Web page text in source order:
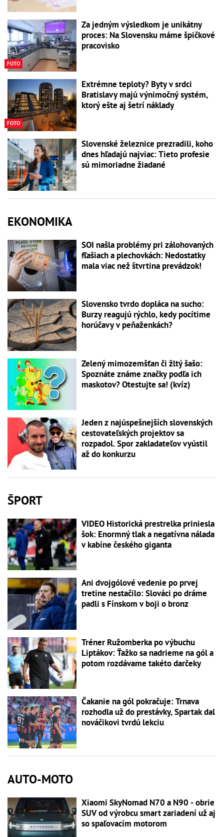
FOTO
Za jedným výsledkom je unikátny
proces: Na Slovensku máme špičkové
pracovisko
FOTO
Extrémne teploty? Byty v srdci
Bratislavy majú výnimočný systém,
ktorý ešte aj šetrí náklady
Slovenské železnice prezradili, koho
dnes hľadajú najviac: Tieto profesie
sú mimoriadne žiadané
EKONOMIKA
SOI našla problémy pri zálohovaných
fľašiach a plechovkách: Nedostatky
mala viac než štvrtina prevádzok!
Slovensko tvrdo dopláca na sucho:
Burzy reagujú rýchlo, kedy pocítime
horúčavy v peňaženkách?
Zelený mimozemšťan či žltý šašo:
Spoznáte známe značky podľa ich
maskotov? Otestujte sa! (kvíz)
Jeden z najúspešnejších slovenských
cestovateľských projektov sa
rozpadol. Spor zakladateľov vyústil
až do konkurzu
ŠPORT
VIDEO Historická prestrelka priniesla
šok: Enormný tlak a negatívna nálada
v kabíne českého giganta
Ani dvojgólové vedenie po prvej
tretine nestačilo: Slováci po dráme
padli s Fínskom v boji o bronz
Tréner Ružomberka po výbuchu
Liptákov: Ťažko sa nadrieme na gól a
potom rozdávame takéto darčeky
Čakanie na gól pokračuje: Trnava
rozhodla už do prestávky, Spartak dal
nováčikovi tvrdú lekciu
AUTO-MOTO
Xiaomi SkyNomad N70 a N90 - obrie
SUV od výrobcu smart zariadení už aj
so spaľovacím motorom